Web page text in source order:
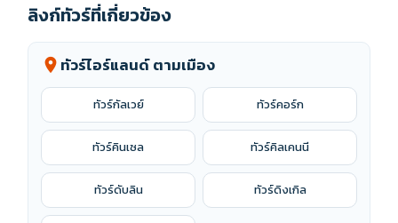
ลิงก์ทัวร์ที่เกี่ยวข้อง
location_on ทัวร์ไอร์แลนด์ ตามเมือง
ทัวร์กัลเวย์ ทัวร์คอร์ก
ทัวร์คินเซล ทัวร์คิลเคนนี
ทัวร์ดับลิน ทัวร์ดิงเกิล